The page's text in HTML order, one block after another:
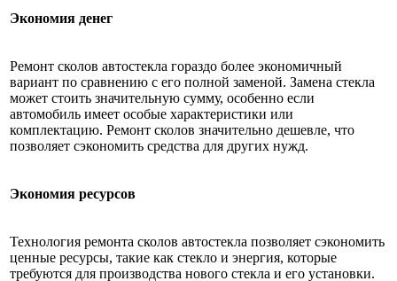
Экономия денег
Ремонт сколов автостекла гораздо более экономичный
вариант по сравнению с его полной заменой. Замена стекла
может стоить значительную сумму, особенно если
автомобиль имеет особые характеристики или
комплектацию. Ремонт сколов значительно дешевле, что
позволяет сэкономить средства для других нужд.
Экономия ресурсов
Технология ремонта сколов автостекла позволяет сэкономить
ценные ресурсы, такие как стекло и энергия, которые
требуются для производства нового стекла и его установки.